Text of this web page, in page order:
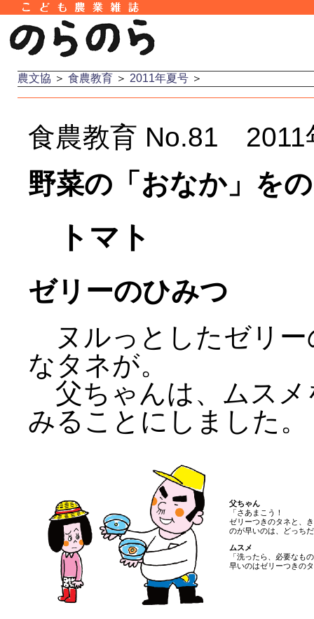
農文協 ＞ 食農教育＞ 2011年夏号＞
食農教育 No.81 2011
野菜の「おなか」を
トマト
ゼリーのひみつ
ヌルっとしたゼリー
なタネが。
父ちゃんは、ムスメ
みることにしました。
父ちゃん
「さあまこう！
ゼリーつきのタネと、
のが早いのは、どっち
ムスメ
「洗ったら、必要なも
早いのはゼリーつきの